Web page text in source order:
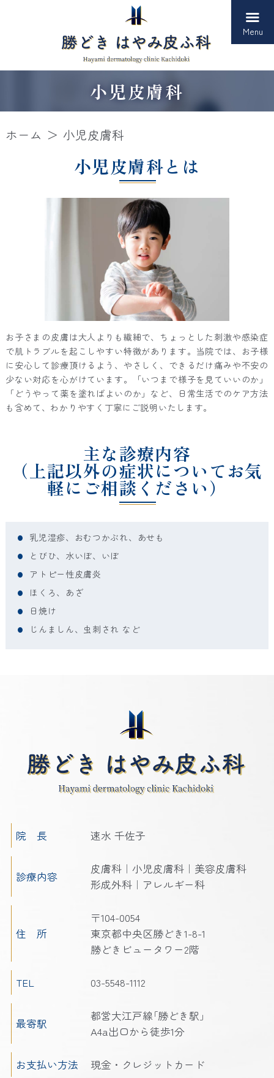
Menu
小児皮膚科
ホーム 小児皮膚科
小児皮膚科とは
お子さまの皮膚は大人よりも繊細で、ちょっとした刺激や感染症
で肌トラブルを起こしやすい特徴があります。当院では、お子様
に安心して診療頂けるよう、やさしく、できるだけ痛みや不安の
少ない対応を心がけています。「いつまで様子を見ていいのか」
「どうやって薬を塗ればよいのか」など、日常生活でのケア方法
も含めて、わかりやすく丁寧にご説明いたします。
主な診療内容
（上記以外の症状についてお気
軽にご相談ください）
乳児湿疹、おむつかぶれ、あせも
とびひ、水いぼ、いぼ
アトピー性皮膚炎
ほくろ、あざ
日焼け
じんましん、虫刺され など
院 長 速水 千佐子
診療内容
皮膚科｜小児皮膚科｜美容皮膚科
形成外科｜アレルギー科
住 所
〒104-0054
東京都中央区勝どき1-8-1
勝どきビュータワー2階
TEL 03-5548-1112
最寄駅
都営大江戸線｢勝どき駅｣
A4a出口から徒歩1分
お支払い方法 現金・クレジットカード